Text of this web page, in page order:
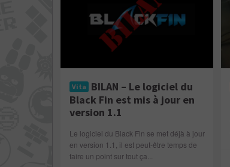
Vita
BILAN – Le logiciel du
Black Fin est mis à jour en
version 1.1
Le logiciel du Black Fin se met déjà à jour
en version 1.1, il est peut-être temps de
faire un point sur tout ça...